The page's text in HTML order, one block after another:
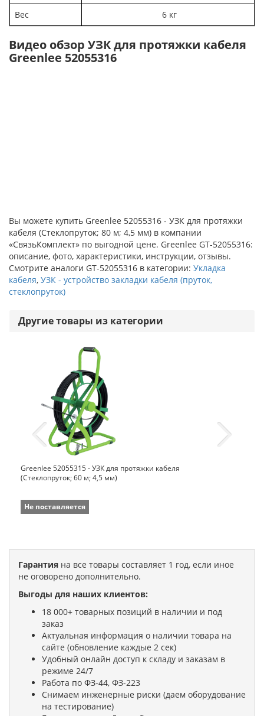
Вес 6 кг
Видео обзор УЗК для протяжки кабеля
Greenlee 52055316
Вы можете купить Greenlee 52055316 - УЗК для протяжки
кабеля (Стеклопруток; 80 м; 4,5 мм) в компании
«СвязьКомплект» по выгодной цене. Greenlee GT-52055316:
описание, фото, характеристики, инструкции, отзывы.
Смотрите аналоги GT-52055316 в категории: Укладка
кабеля, УЗК - устройство закладки кабеля (пруток,
стеклопруток)
Другие товары из категории
Greenlee 52055315 - УЗК для протяжки кабеля
(Стеклопруток; 60 м; 4,5 мм)
Не поставляется
Гарантия на все товары составляет 1 год, если иное
не оговорено дополнительно.
Выгоды для наших клиентов:
18 000+ товарных позиций в наличии и под
заказ
Актуальная информация о наличии товара на
сайте (обновление каждые 2 сек)
Удобный онлайн доступ к складу и заказам в
режиме 24/7
Работа по ФЗ-44, ФЗ-223
Снимаем инженерные риски (даем оборудование
на тестирование)